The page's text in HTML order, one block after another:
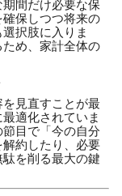
間だけ必要な保
保しつつ将来の
択肢に入りま
め、家計全体の
見直すことが最
適化されていま
目で「今の自分
約したり、必要
を削る最大の鍵